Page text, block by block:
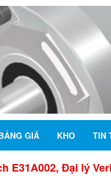
GIÁ KHO TIN
E31A002, Đại lý